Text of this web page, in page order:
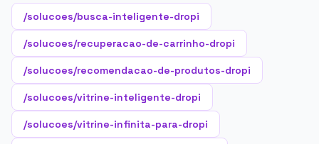
/solucoes/busca-inteligente-dropi
/solucoes/recuperacao-de-carrinho-dropi
/solucoes/recomendacao-de-produtos-dropi
/solucoes/vitrine-inteligente-dropi
/solucoes/vitrine-infinita-para-dropi